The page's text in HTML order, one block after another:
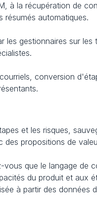
à la récupération de
automatiques.
gestionnaires sur les
conversion
et les risques,
des propositions de
vous que le langage de
du produit et aux
à partir des données